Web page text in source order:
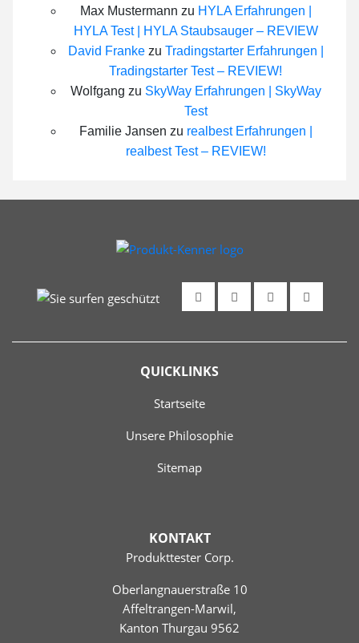
Max Mustermann zu HYLA Erfahrungen |
HYLA Test | HYLA Staubsauger – REVIEW
David Frankezu Tradingstarter Erfahrungen |
Tradingstarter Test – REVIEW!
Wolfgang zu SkyWay Erfahrungen | SkyWay
Test
Familie Jansen zu realbest Erfahrungen |
realbest Test – REVIEW!
QUICKLINKS
Startseite
Unsere Philosophie
Sitemap
KONTAKT
Produkttester Corp.
Oberlangnauerstraße 10
Affeltrangen-Marwil,
Kanton Thurgau 9562